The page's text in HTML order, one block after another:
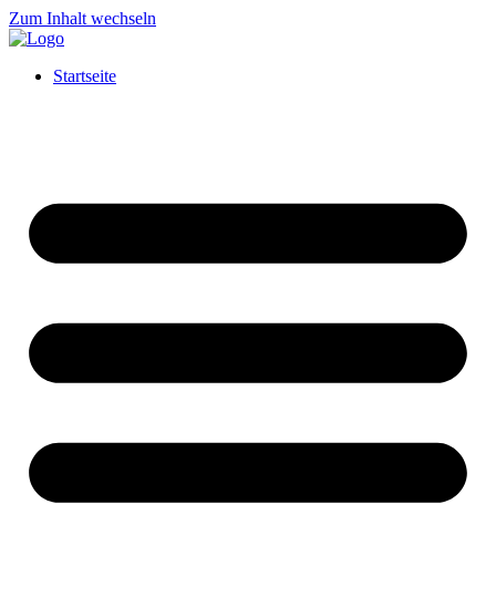
Zum Inhalt wechseln
Startseite